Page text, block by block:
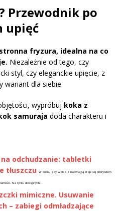
Przewodnik po
upięć
fryzura, idealna na co
Niezależnie od tego, czy
styl, czy eleganckie upięcie, z
wariant dla siebie.
wypróbuj koka z
samuraja doda charakteru i
odchudzanie: tabletki
tłuszczu
W dobie, gdy walka z nadwagą staje się priorytetem
Na rynku dostępnych...
mimiczne. Usuwanie
– zabiegi odmładzające